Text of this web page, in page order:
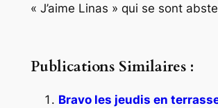
« J’aime Linas » qui se sont
Publications Similaires :
Bravo les jeudis en